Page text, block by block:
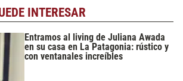
INTERESAR
Entramos al living de Juliana Awada
en su casa en La Patagonia: rústico y
con ventanales increíbles